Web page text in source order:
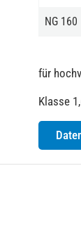
NG 160
für
Klasse